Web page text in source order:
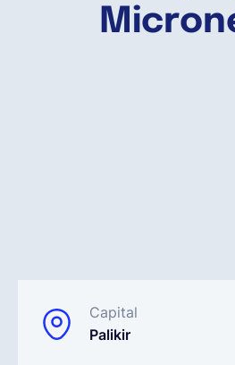
Capital
Palikir